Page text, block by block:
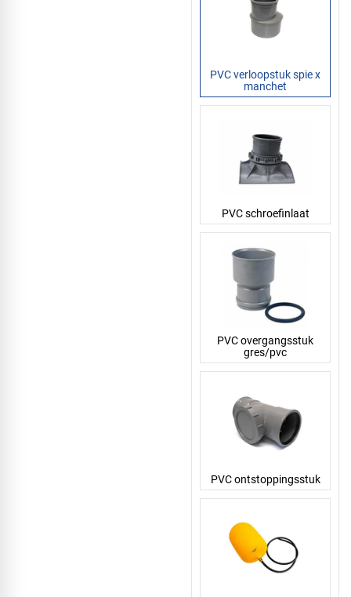
PVC verloopstuk spie x
manchet
PVC schroefinlaat
PVC overgangsstuk
gres/pvc
PVC ontstoppingsstuk